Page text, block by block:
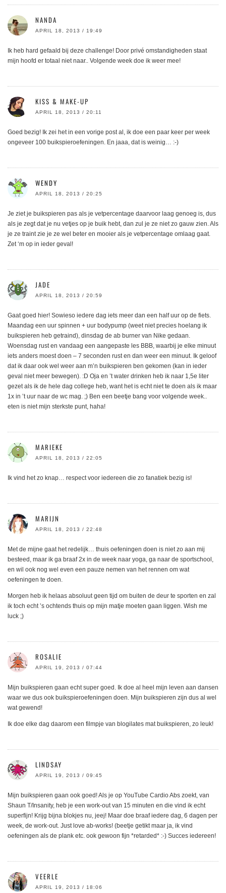
NANDA
APRIL 18, 2013 / 19:49
Ik heb hard gefaald bij deze challenge! Door privé omstandigheden staat
mijn hoofd er totaal niet naar.. Volgende week doe ik weer mee!
KISS & MAKE-UP
APRIL 18, 2013 / 20:11
Goed bezig! Ik zei het in een vorige post al, ik doe een paar keer per week
ongeveer 100 buikspieroefeningen. En jaaa, dat is weinig… :-)
WENDY
APRIL 18, 2013 / 20:25
Je ziet je buikspieren pas als je vetpercentage daarvoor laag genoeg is, dus
als je zegt dat je nu vetjes op je buik hebt, dan zul je ze niet zo gauw zien. Als
je ze traint zie je ze wel beter en mooier als je vetpercentage omlaag gaat.
Zet ‘m op in ieder geval!
JADE
APRIL 18, 2013 / 20:59
Gaat goed hier! Sowieso iedere dag iets meer dan een half uur op de fiets.
Maandag een uur spinnen + uur bodypump (weet niet precies hoelang ik
buikspieren heb getraind), dinsdag de ab burner van Nike gedaan.
Woensdag rust en vandaag een aangepaste les BBB, waarbij je elke minuut
iets anders moest doen – 7 seconden rust en dan weer een minuut. Ik geloof
dat ik daar ook wel weer aan m’n buikspieren ben gekomen (kan in ieder
geval niet meer bewegen). :D Oja en ’t water drinken heb ik naar 1,5e liter
gezet als ik de hele dag college heb, want het is echt niet te doen als ik maar
1x in ’t uur naar de wc mag. ;) Ben een beetje bang voor volgende week..
eten is niet mijn sterkste punt, haha!
MARIEKE
APRIL 18, 2013 / 22:05
Ik vind het zo knap… respect voor iedereen die zo fanatiek bezig is!
MARIJN
APRIL 18, 2013 / 22:48
Met de mijne gaat het redelijk… thuis oefeningen doen is niet zo aan mij
besteed, maar ik ga braaf 2x in de week naar yoga, ga naar de sportschool,
en wil ook nog wel even een pauze nemen van het rennen om wat
oefeningen te doen.
Morgen heb ik helaas absoluut geen tijd om buiten de deur te sporten en zal
ik toch echt ’s ochtends thuis op mijn matje moeten gaan liggen. Wish me
luck ;)
ROSALIE
APRIL 19, 2013 / 07:44
Mijn buikspieren gaan echt super goed. Ik doe al heel mijn leven aan dansen
waar we dus ook buikspieroefeningen doen. Mijn buikspieren zijn dus al wel
wat gewend!
Ik doe elke dag daarom een filmpje van blogilates mat buikspieren, zo leuk!
LINDSAY
APRIL 19, 2013 / 09:45
Mijn buikspieren gaan ook goed! Als je op YouTube Cardio Abs zoekt, van
Shaun T/Insanity, heb je een work-out van 15 minuten en die vind ik echt
superfijn! Krijg bijna blokjes nu, jeej! Maar doe braaf iedere dag, 6 dagen per
week, de work-out. Just love ab-works! (beetje getikt maar ja, ik vind
oefeningen als de plank etc. ook gewoon fijn *retarded* :-) Succes iedereen!
VEERLE
APRIL 19, 2013 / 18:06